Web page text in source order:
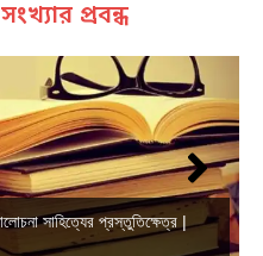
প্রবন্ধ
সাহিত্যের প্রস্তুতিক্ষেত্র |